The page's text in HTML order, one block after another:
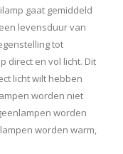
gaat gemiddeld
levensduur van
tot
direct en vol licht. Dit
licht wilt hebben
worden niet
worden
worden warm,